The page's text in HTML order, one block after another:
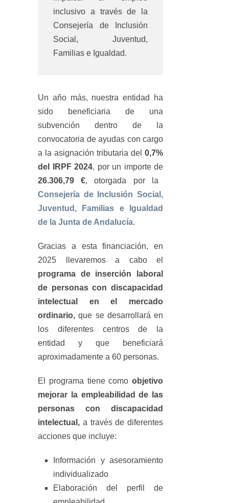
inclusivo a través de la
Consejería de Inclusión
Social, Juventud,
Familias e Igualdad.
Un año más, nuestra entidad ha
sido beneficiaria de una
subvención dentro de la
convocatoria de ayudas con cargo
a la asignación tributaria del 0,7%
del IRPF 2024, por un importe de
26.306,79 €, otorgada por la
Consejería de Inclusión Social,
Juventud, Familias e Igualdad
de la Junta de Andalucía.
Gracias a esta financiación, en
2025 llevaremos a cabo el
programa de inserción laboral
de personas con discapacidad
intelectual en el mercado
ordinario, que se desarrollará en
los diferentes centros de la
entidad y que beneficiará
aproximadamente a 60 personas.
El programa tiene como objetivo
mejorar la empleabilidad de las
personas con discapacidad
intelectual, a través de diferentes
acciones que incluye:
Información y asesoramiento
individualizado
Elaboración del perfil de